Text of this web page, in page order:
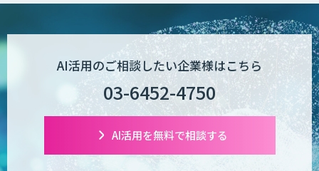
生成AI×業務改善研修 ベーシックプラン
AI活用のご相談したい企業様はこちら
03-6452-4750
AI活用を無料で相談する